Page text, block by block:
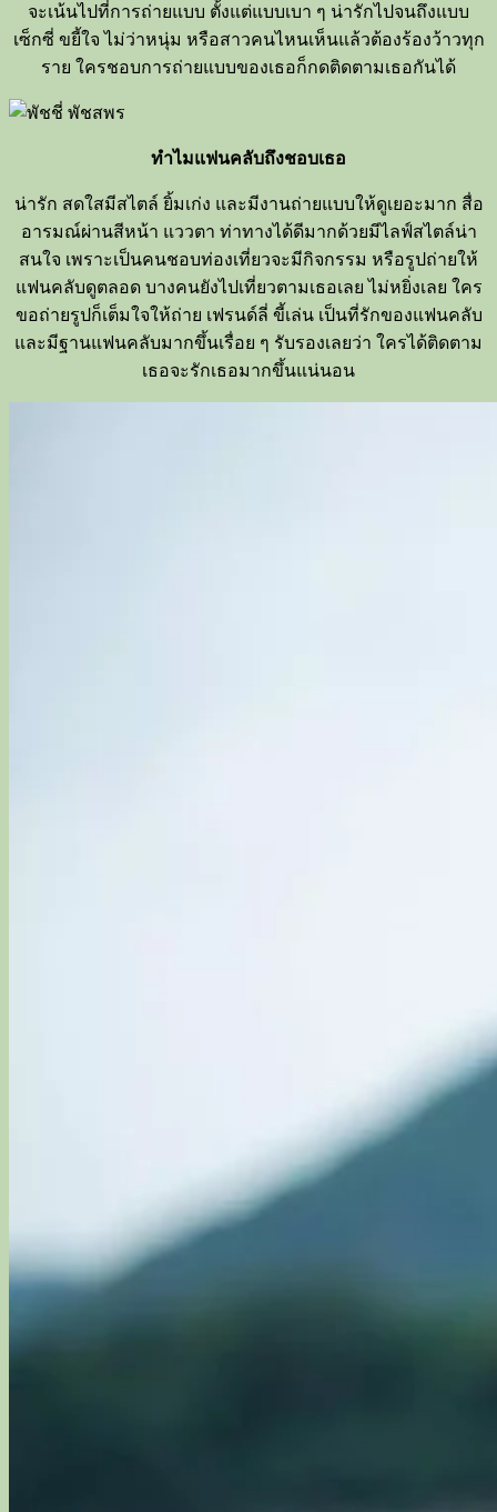
จะเน้นไปที่การถ่ายแบบ ตั้งแต่แบบเบา ๆ น่ารักไปจนถึงแบบ
เซ็กซี่ ขยี้ใจ ไม่ว่าหนุ่ม หรือสาวคนไหนเห็นแล้วต้องร้องว้าวทุก
ราย ใครชอบการถ่ายแบบของเธอก็กดติดตามเธอกันได้
ทำไมแฟนคลับถึงชอบเธอ
น่ารัก สดใสมีสไตล์ ยิ้มเก่ง และมีงานถ่ายแบบให้ดูเยอะมาก สื่อ
อารมณ์ผ่านสีหน้า แววตา ท่าทางได้ดีมากด้วยมีไลฟ์สไตล์น่า
สนใจ เพราะเป็นคนชอบท่องเที่ยวจะมีกิจกรรม หรือรูปถ่ายให้
แฟนคลับดูตลอด บางคนยังไปเที่ยวตามเธอเลย ไม่หยิ่งเลย ใคร
ขอถ่ายรูปก็เต็มใจให้ถ่าย เฟรนด์ลี่ ขี้เล่น เป็นที่รักของแฟนคลับ
และมีฐานแฟนคลับมากขึ้นเรื่อย ๆ รับรองเลยว่า ใครได้ติดตาม
เธอจะรักเธอมากขึ้นแน่นอน